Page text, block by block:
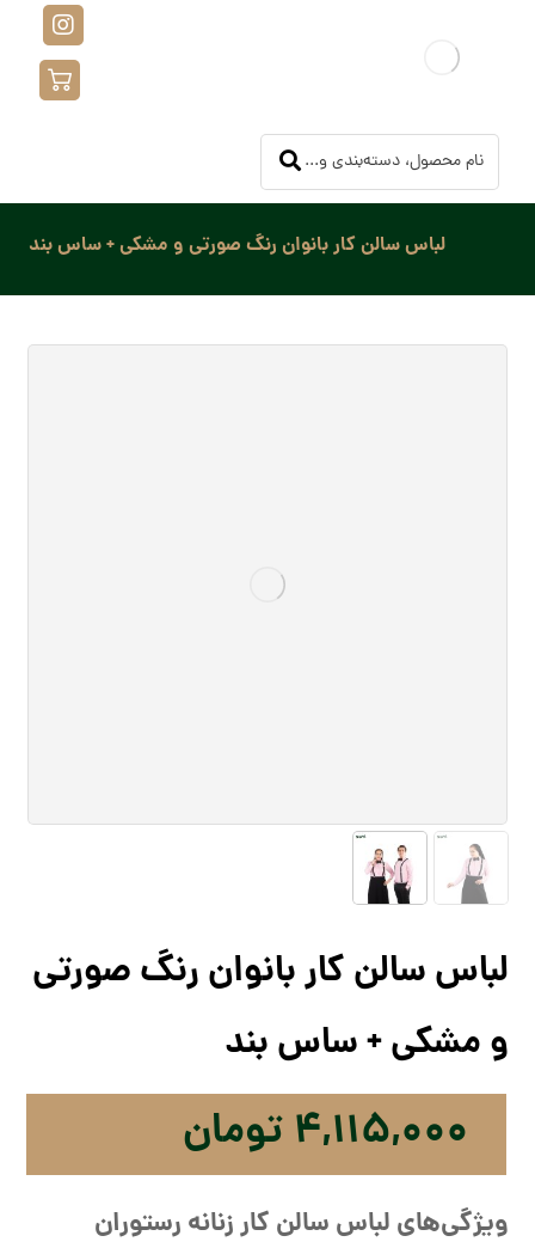
لباس سالن کار بانوان رنگ صورتی و مشکی + ساس بند
لباس سالن کار بانوان رنگ صورتی
و مشکی + ساس بند
۴,۱۱۵,۰۰۰ تومان
ویژگی‌های لباس سالن کار زنانه رستوران